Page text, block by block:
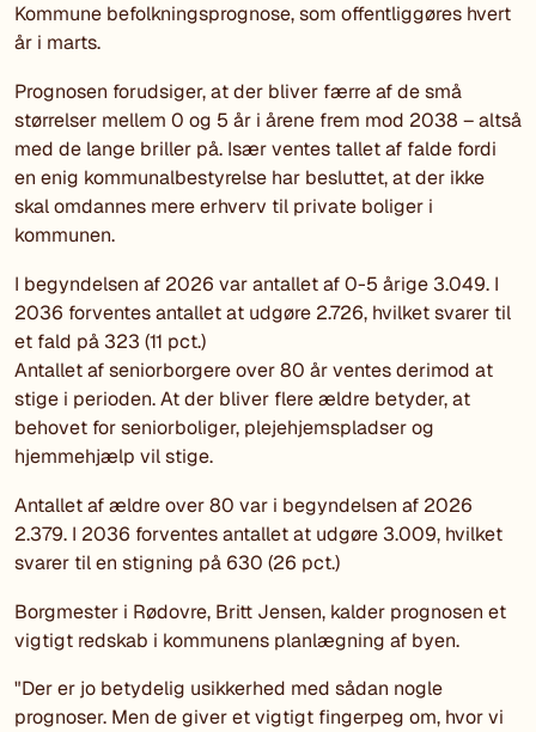
Kommune befolkningsprognose, som offentliggøres hvert
år i marts.
Prognosen forudsiger, at der bliver færre af de små
størrelser mellem 0 og 5 år i årene frem mod 2038 – altså
med de lange briller på. Især ventes tallet af falde fordi
en enig kommunalbestyrelse har besluttet, at der ikke
skal omdannes mere erhverv til private boliger i
kommunen.
I begyndelsen af 2026 var antallet af 0-5 årige 3.049. I
2036 forventes antallet at udgøre 2.726, hvilket svarer til
et fald på 323 (11 pct.)
Antallet af seniorborgere over 80 år ventes derimod at
stige i perioden. At der bliver flere ældre betyder, at
behovet for seniorboliger, plejehjemspladser og
hjemmehjælp vil stige.
Antallet af ældre over 80 var i begyndelsen af 2026
2.379. I 2036 forventes antallet at udgøre 3.009, hvilket
svarer til en stigning på 630 (26 pct.)
Borgmester i Rødovre, Britt Jensen, kalder prognosen et
vigtigt redskab i kommunens planlægning af byen.
"Der er jo betydelig usikkerhed med sådan nogle
prognoser. Men de giver et vigtigt fingerpeg om, hvor vi